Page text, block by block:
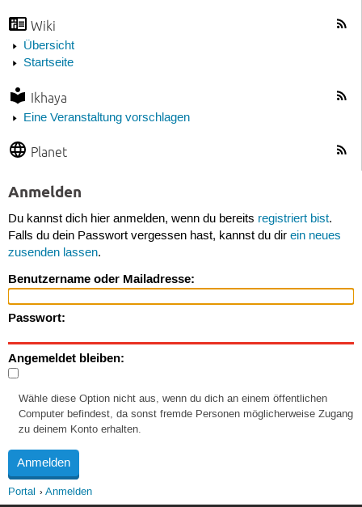
Wiki
Übersicht
Startseite
Ikhaya
Eine Veranstaltung vorschlagen
Planet
Anmelden
Du kannst dich hier anmelden, wenn du bereits registriert bist.
Falls du dein Passwort vergessen hast, kannst du dir ein neues
zusenden lassen.
Benutzername oder Mailadresse:
Passwort:
Angemeldet bleiben:
Wähle diese Option nicht aus, wenn du dich an einem öffentlichen
Computer befindest, da sonst fremde Personen möglicherweise Zugang
zu deinem Konto erhalten.
Portal Anmelden